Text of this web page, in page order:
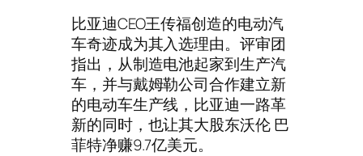
比亚迪CEO王传福创造的电动汽
车奇迹成为其入选理由。评审团
指出，从制造电池起家到生产汽
车，并与戴姆勒公司合作建立新
的电动车生产线，比亚迪一路革
新的同时，也让其大股东沃伦 巴
菲特净赚9.7亿美元。